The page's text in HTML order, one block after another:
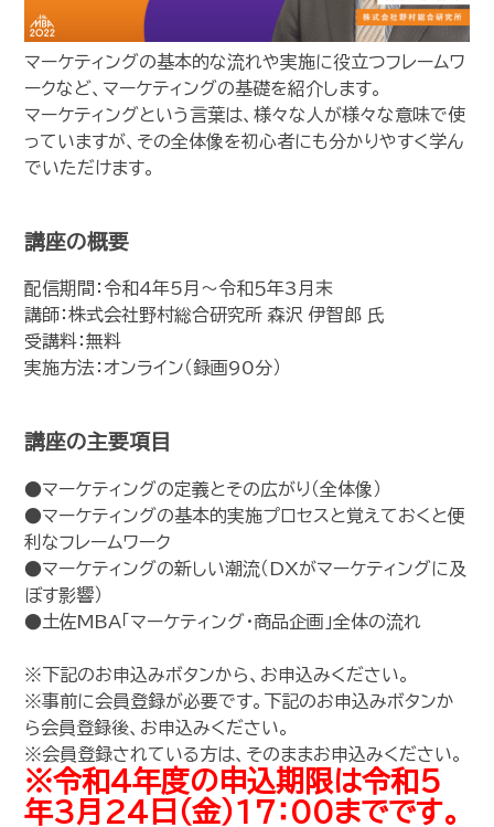
マーケティングの基本的な流れや実施に役立つフレームワ
ークなど、マーケティングの基礎を紹介します。
マーケティングという言葉は、様々な人が様々な意味で使
っていますが、その全体像を初心者にも分かりやすく学ん
でいただけます。
講座の概要
配信期間：令和4年5月～令和５年3月末
講師：株式会社野村総合研究所 森沢 伊智郎 氏
受講料：無料
実施方法：オンライン（録画90分）
講座の主要項目
●マーケティングの定義とその広がり（全体像）
●マーケティングの基本的実施プロセスと覚えておくと便
利なフレームワーク
●マーケティングの新しい潮流（DXがマーケティングに及
ぼす影響）
●土佐MBA「マーケティング・商品企画」全体の流れ
※下記のお申込みボタンから、お申込みください。
※事前に会員登録が必要です。下記のお申込みボタンか
ら会員登録後、お申込みください。
※会員登録されている方は、そのままお申込みください。
※令和４年度の申込期限は令和５
年3月24日（金）17：00までです。